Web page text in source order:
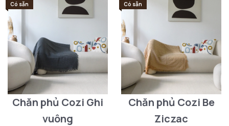
Có sẵn
Chăn phủ Cozi Ghi
vuông
Có sẵn
Chăn phủ Cozi Be
Ziczac